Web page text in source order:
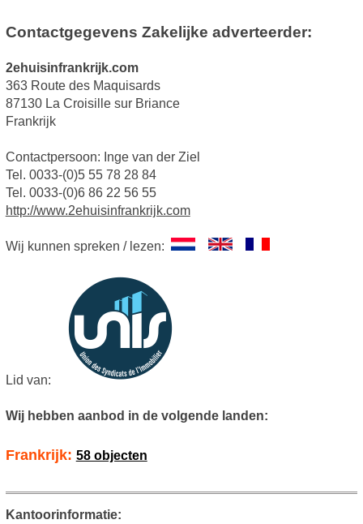
Contactgegevens Zakelijke adverteerder:
2ehuisinfrankrijk.com
363 Route des Maquisards
87130 La Croisille sur Briance
Frankrijk
Contactpersoon: Inge van der Ziel
Tel. 0033-(0)5 55 78 28 84
Tel. 0033-(0)6 86 22 56 55
http://www.2ehuisinfrankrijk.com
Wij kunnen spreken / lezen:
Lid van:
Wij hebben aanbod in de volgende landen:
Frankrijk: 58 objecten
Kantoorinformatie: